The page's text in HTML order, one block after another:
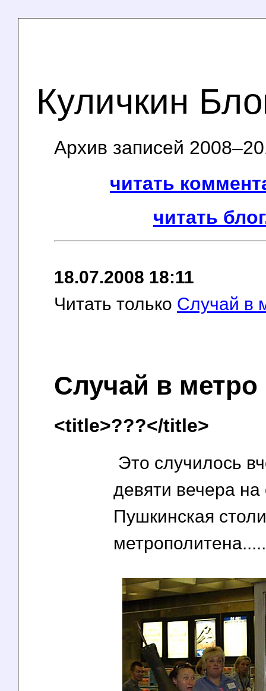
Куличкин
Архив записей
читать
читать
18.07.2008 18:11
Читать только Случай в
Случай в метро
<title>???</title>
Это случилось
девяти вечера на
Пушкинская